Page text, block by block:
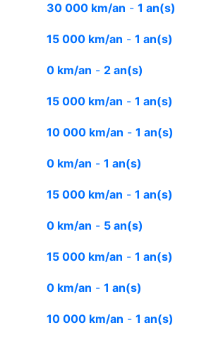
30 000 km/an -1 an(s)
15 000 km/an -1 an(s)
0 km/an - 2 an(s)
15 000 km/an -1 an(s)
10 000 km/an -1 an(s)
0 km/an -1 an(s)
15 000 km/an -1 an(s)
0 km/an - 5 an(s)
15 000 km/an -1 an(s)
0 km/an -1 an(s)
10 000 km/an -1 an(s)